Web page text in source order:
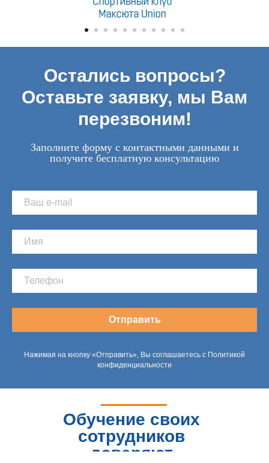
Остались вопросы?
Оставьте заявку, мы Вам
перезвоним!
Заполните форму с контактными данными и
получите бесплатную консультацию
Отправить
Нажимая на кнопку «Отправить», Вы соглашаетесь с Политикой
конфиденциальности
Обучение своих
сотрудников
доверяют